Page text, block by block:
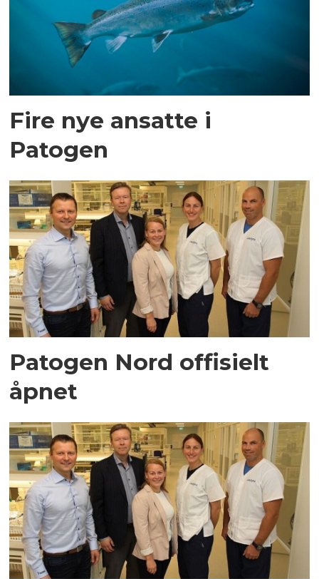
Fire nye ansatte i
Patogen
Patogen Nord offisielt
åpnet